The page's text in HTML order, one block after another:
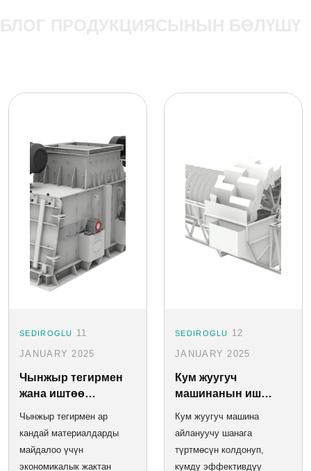
SEDIROGLU
11
JANUARY 2025
Чынжыр тегирмен
жана иштөө
Чынжыр тегирмен ар
кандай материалдарды
майдалоо үчүн
экономикалык жактан
SEDIROGLU
12
JANUARY 2025
Кум жуугуч
машинанын иш
Кум жуугуч машина
айлануучу шанага
түртмөсүн колдонуп,
кумду эффективдүү